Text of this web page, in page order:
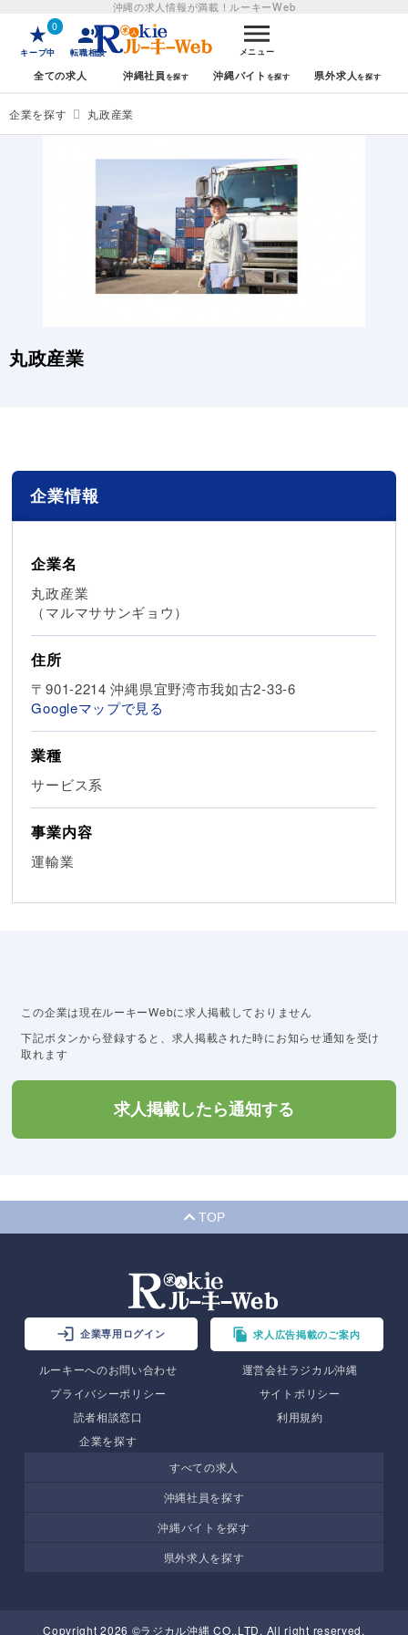
沖縄の求人情報が満載！ ルーキーWeb
0
キープ中 転職相談 メニュー
全ての求人 沖縄社員 沖縄バイト 県外求人
企業を探す 丸政産業
丸政産業
企業情報
企業名
丸政産業
（マルマササンギョウ）
住所
〒901-2214 沖縄県宜野湾市我如古2-33-6
Googleマップで見る
業種
サービス系
事業内容
運輸業
この企業は現在ルーキーWebに求人掲載しておりません
下記ボタンから登録すると、求人掲載された時にお知らせ通知を受け
取れます
求人掲載したら通知する
TOP
企業専用ログイン 求人広告掲載のご案内
ルーキーへのお問い合わせ
運営会社ラジカル沖縄
プライバシーポリシー
サイトポリシー
読者相談窓口
利用規約
企業を探す
すべての求人
沖縄社員を探す
沖縄バイトを探す
県外求人を探す
Copyright 2026 ©ラジカル沖縄 CO.,LTD. All right reserved.